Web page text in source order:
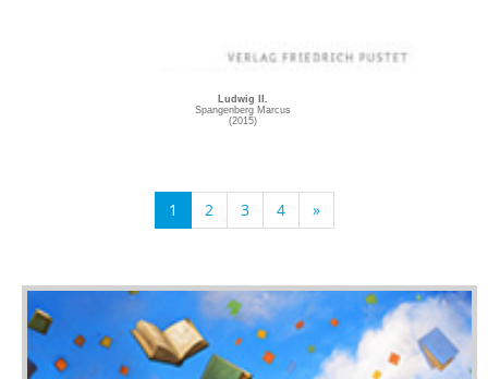
Ludwig II.
Spangenberg Marcus
(2015)
1 2 3 4 »